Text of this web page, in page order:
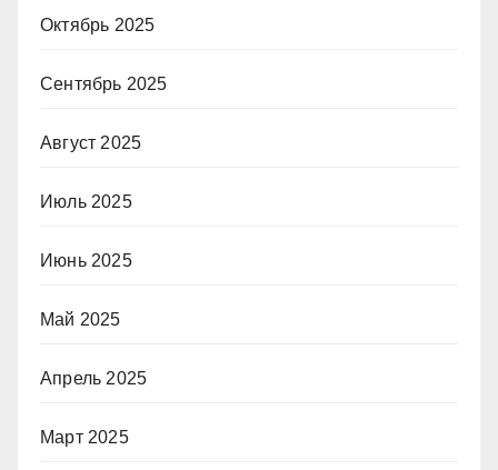
Октябрь 2025
Сентябрь 2025
Август 2025
Июль 2025
Июнь 2025
Май 2025
Апрель 2025
Март 2025